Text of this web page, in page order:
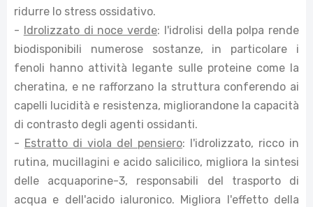
ridurre lo stress ossidativo.
- Idrolizzato di noce verde: l'idrolisi della polpa rende
biodisponibili numerose sostanze, in particolare i
fenoli hanno attività legante sulle proteine come la
cheratina, e ne rafforzano la struttura conferendo ai
capelli lucidità e resistenza, migliorandone la capacità
di contrasto degli agenti ossidanti.
- Estratto di viola del pensiero: l'idrolizzato, ricco in
rutina, mucillagini e acido salicilico, migliora la sintesi
delle acquaporine-3, responsabili del trasporto di
acqua e dell'acido ialuronico. Migliora l'effetto della